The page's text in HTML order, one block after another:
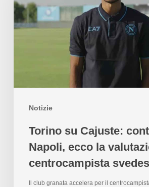
Notizie
Torino su Cajuste:
Napoli, ecco la
centrocampista
Il club granata accelera per il